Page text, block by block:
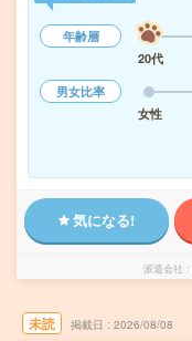
年齢層
20代
男女比率
女性
気になる!
派遣会社
未読 掲載日 2026/08/08